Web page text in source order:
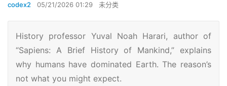
codex2 05/21/2026 01:29 未分类
History professor Yuval Noah Harari, author of
“Sapiens: A Brief History of Mankind,” explains
why humans have dominated Earth. The reason’s
not what you might expect.